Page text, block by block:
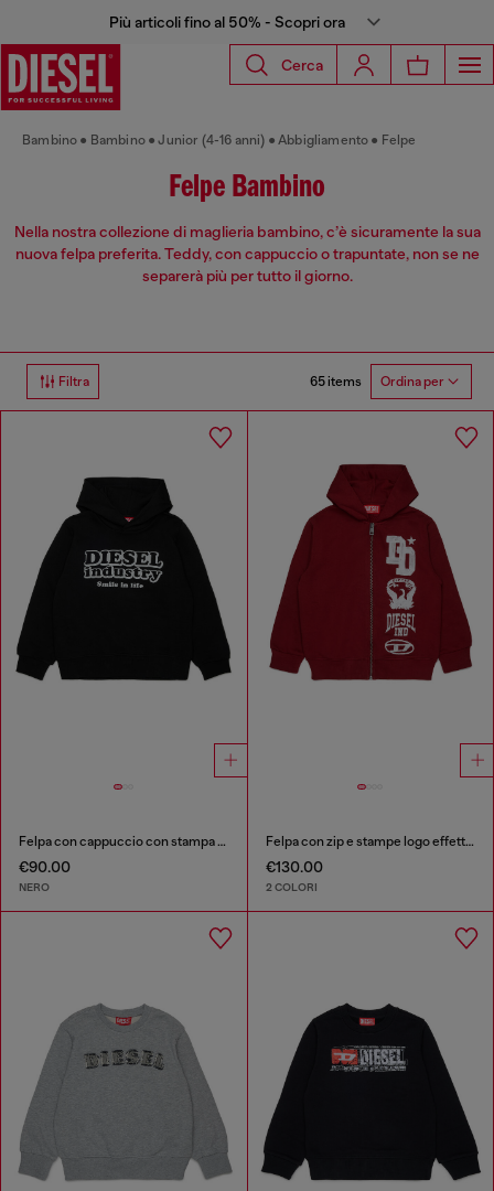
Più articoli fino al 50% - Scopri ora
Cerca
Bambino Bambino Junior (4-16 anni) Abbigliamento Felpe
Felpe Bambino
Nella nostra collezione di maglieria bambino, c’è sicuramente la sua
nuova felpa preferita. Teddy, con cappuccio o trapuntate, non se ne
separerà più per tutto il giorno.
Filtra 65 items Ordina per
Felpa con cappuccio con stampa Diesel Industry
€90.00
NERO
Felpa con zip e stampe logo effetto vernice
€130.00
2 COLORI